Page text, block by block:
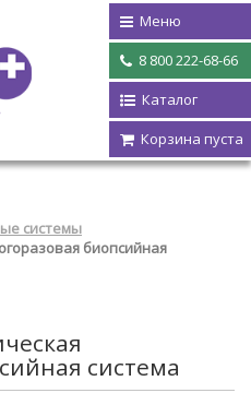
Меню
8 800 222-68-66
Каталог
Корзина пуста
системы
биопсийная
система